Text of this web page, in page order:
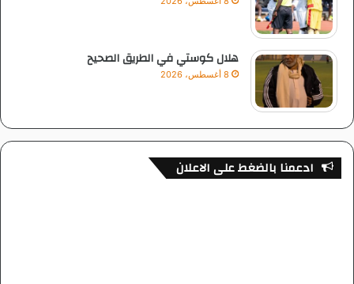
هلال كوستي في الطريق الصحيح
8 أغسطس، 2026
ادعمنا بالضغط على الاعلان